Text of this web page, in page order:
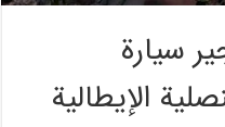
سيارة
الإيطالية